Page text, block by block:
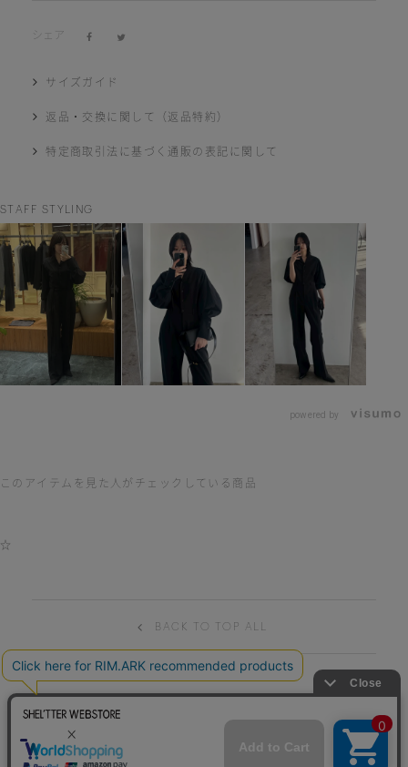
シェア
サイズガイド
返品・交換に関して（返品特約）
特定商取引法に基づく通販の表記に関して
STAFF STYLING
powered by
このアイテムを見た人がチェックしている商品
☆
BACK TO TOP ALL
HELP TERM OF USE PRIVACY POLICY
CONTACT